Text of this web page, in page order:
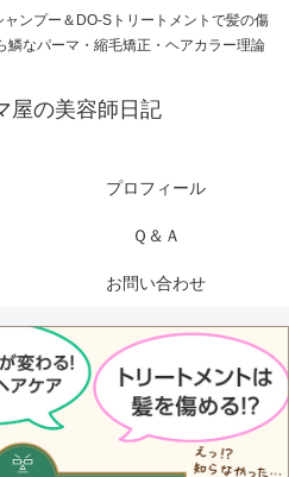
ャンプー＆DO-Sトリートメントで髪の傷
鱗なパーマ・縮毛矯正・ヘアカラー理論
屋の美容師日記
プロフィール
Ｑ＆Ａ
お問い合わせ